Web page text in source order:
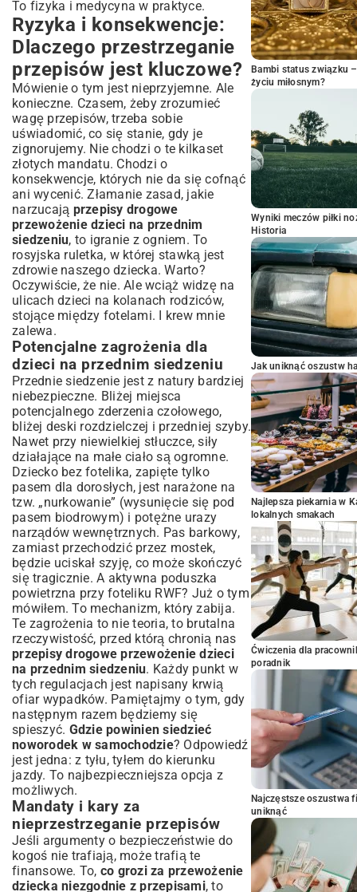
To fizyka i medycyna w praktyce.
Ryzyka i konsekwencje:
Dlaczego przestrzeganie
przepisów jest kluczowe?
Mówienie o tym jest nieprzyjemne. Ale
konieczne. Czasem, żeby zrozumieć
wagę przepisów, trzeba sobie
uświadomić, co się stanie, gdy je
zignorujemy. Nie chodzi o te kilkaset
złotych mandatu. Chodzi o
konsekwencje, których nie da się cofnąć
ani wycenić. Złamanie zasad, jakie
narzucają przepisy drogowe
przewożenie dzieci na przednim
siedzeniu, to igranie z ogniem. To
rosyjska ruletka, w której stawką jest
zdrowie naszego dziecka. Warto?
Oczywiście, że nie. Ale wciąż widzę na
ulicach dzieci na kolanach rodziców,
stojące między fotelami. I krew mnie
zalewa.
Potencjalne zagrożenia dla
dzieci na przednim siedzeniu
Przednie siedzenie jest z natury bardziej
niebezpieczne. Bliżej miejsca
potencjalnego zderzenia czołowego,
bliżej deski rozdzielczej i przedniej szyby.
Nawet przy niewielkiej stłuczce, siły
działające na małe ciało są ogromne.
Dziecko bez fotelika, zapięte tylko
pasem dla dorosłych, jest narażone na
tzw. „nurkowanie” (wysunięcie się pod
pasem biodrowym) i potężne urazy
narządów wewnętrznych. Pas barkowy,
zamiast przechodzić przez mostek,
będzie uciskał szyję, co może skończyć
się tragicznie. A aktywna poduszka
powietrzna przy foteliku RWF? Już o tym
mówiłem. To mechanizm, który zabija.
Te zagrożenia to nie teoria, to brutalna
rzeczywistość, przed którą chronią nas
przepisy drogowe przewożenie dzieci
na przednim siedzeniu. Każdy punkt w
tych regulacjach jest napisany krwią
ofiar wypadków. Pamiętajmy o tym, gdy
następnym razem będziemy się
spieszyć. Gdzie powinien siedzieć
noworodek w samochodzie? Odpowiedź
jest jedna: z tyłu, tyłem do kierunku
jazdy. To najbezpieczniejsza opcja z
możliwych.
Mandaty i kary za
nieprzestrzeganie przepisów
Jeśli argumenty o bezpieczeństwie do
kogoś nie trafiają, może trafią te
finansowe. To, co grozi za przewożenie
dziecka niezgodnie z przepisami, to
Bambi status związku
życiu miłosnym?
Wyniki meczów piłki
Historia
Jak uniknąć oszustw
Najlepsza piekarnia w
lokalnych smakach
Ćwiczenia dla
poradnik
Najczęstsze oszustwa
uniknąć